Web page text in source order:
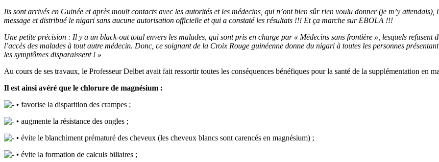
Ils sont arrivés en Guinée et après moult contacts avec les autorités et les médecins, qui n’ont bien sûr rien voulu donner (je m’y
message et distribué le nigari sans aucune autorisation officielle et qui a constaté les résultats !!! Et ça marche sur EBOLA !!!
Une petite précision : Il y a un black-out total envers les malades, qui sont pris en charge par « Médecins sans frontière », lesquels refusent
l’accès des malades à tout autre médecin. Donc, ce soignant de la Croix Rouge guinéenne donne du nigari à toutes les personnes
les symptômes disparaissent ! »
Au cours de ses travaux, le Professeur Delbet avait fait ressortir toutes les conséquences bénéfiques pour la santé de la supplémentation en
Il est ainsi avéré que le chlorure de magnésium :
• favorise la disparition des crampes ;
• augmente la résistance des ongles ;
• évite le blanchiment prématuré des cheveux (les cheveux blancs sont carencés en magnésium) ;
• évite la formation de calculs biliaires ;